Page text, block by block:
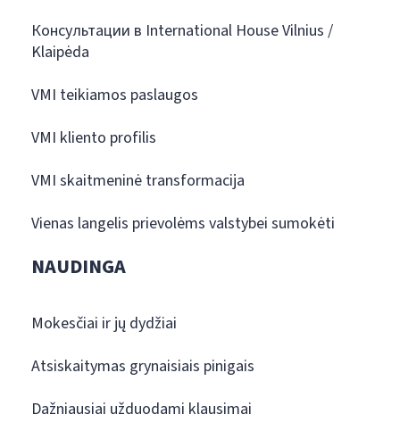
Консультации в International House Vilnius /
Klaipėda
VMI teikiamos paslaugos
VMI kliento profilis
VMI skaitmeninė transformacija
Vienas langelis prievolėms valstybei sumokėti
NAUDINGA
Mokesčiai ir jų dydžiai
Atsiskaitymas grynaisiais pinigais
Dažniausiai užduodami klausimai